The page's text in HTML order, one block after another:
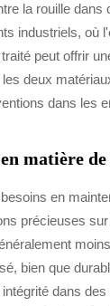
la rouille
industriels, où
peut offrir
deux
dans les
matière
en
précieuses
bien que
dans